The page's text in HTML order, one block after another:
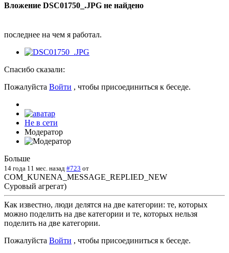
Вложение DSC01750_.JPG не найдено
последнее на чем я работал.
Спасибо сказали:
Пожалуйста Войти , чтобы присоединиться к беседе.
Не в сети
Модератор
Больше
14 года 11 мес. назад #723 от
COM_KUNENA_MESSAGE_REPLIED_NEW
Суровый агрегат)
Как известно, люди делятся на две категории: те, которых
можно поделить на две категории и те, которых нельзя
поделить на две категории.
Пожалуйста Войти , чтобы присоединиться к беседе.